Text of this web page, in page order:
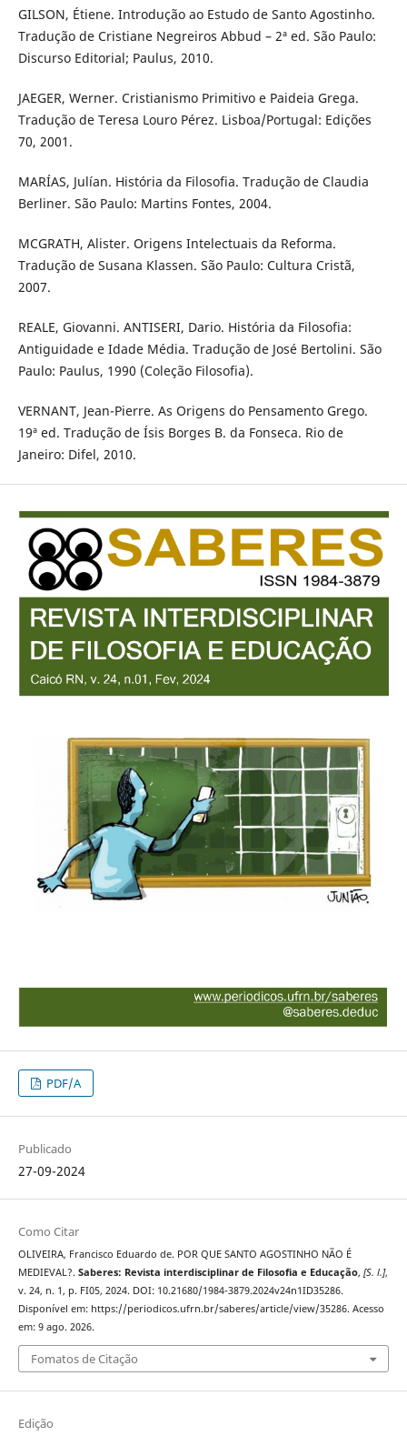
GILSON, Étiene. Introdução ao Estudo de Santo Agostinho.
Tradução de Cristiane Negreiros Abbud – 2ª ed. São Paulo:
Discurso Editorial; Paulus, 2010.
JAEGER, Werner. Cristianismo Primitivo e Paideia Grega.
Tradução de Teresa Louro Pérez. Lisboa/Portugal: Edições
70, 2001.
MARÍAS, Julían. História da Filosofia. Tradução de Claudia
Berliner. São Paulo: Martins Fontes, 2004.
MCGRATH, Alister. Origens Intelectuais da Reforma.
Tradução de Susana Klassen. São Paulo: Cultura Cristã,
2007.
REALE, Giovanni. ANTISERI, Dario. História da Filosofia:
Antiguidade e Idade Média. Tradução de José Bertolini. São
Paulo: Paulus, 1990 (Coleção Filosofia).
VERNANT, Jean-Pierre. As Origens do Pensamento Grego.
19ª ed. Tradução de Ísis Borges B. da Fonseca. Rio de
Janeiro: Difel, 2010.
PDF/A
Publicado
27-09-2024
Como Citar
OLIVEIRA, Francisco Eduardo de. POR QUE SANTO AGOSTINHO NÃO É
MEDIEVAL?. Saberes: Revista interdisciplinar de Filosofia e Educação, [S. l.],
v. 24, n. 1, p. FI05, 2024. DOI: 10.21680/1984-3879.2024v24n1ID35286.
Disponível em: https://periodicos.ufrn.br/saberes/article/view/35286. Acesso
em: 9 ago. 2026.
Fomatos de Citação
Edição